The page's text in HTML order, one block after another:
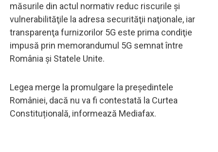
măsurile din actul normativ reduc riscurile şi
vulnerabilităţile la adresa securităţii naţionale, iar
transparenţa furnizorilor 5G este prima condiţie
impusă prin memorandumul 5G semnat între
România şi Statele Unite.
Legea merge la promulgare la președintele
României, dacă nu va fi contestată la Curtea
Constituțională, informează Mediafax.